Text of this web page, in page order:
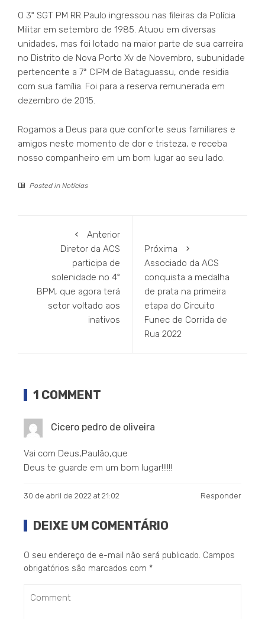
O 3º SGT PM RR Paulo ingressou nas fileiras da Polícia
Militar em setembro de 1985. Atuou em diversas
unidades, mas foi lotado na maior parte de sua carreira
no Distrito de Nova Porto Xv de Novembro, subunidade
pertencente a 7ª CIPM de Bataguassu, onde residia
com sua família. Foi para a reserva remunerada em
dezembro de 2015.
Rogamos a Deus para que conforte seus familiares e
amigos neste momento de dor e tristeza, e receba
nosso companheiro em um bom lugar ao seu lado.
Posted in Notícias
Anterior
Diretor da ACS
participa de
solenidade no 4º
BPM, que agora terá
setor voltado aos
inativos
Próxima
Associado da ACS
conquista a medalha
de prata na primeira
etapa do Circuito
Funec de Corrida de
Rua 2022
1 COMMENT
Cicero pedro de oliveira
Vai com Deus,Paulão,que
Deus te guarde em um bom lugar!!!!!!
30 de abril de 2022 at 21:02 Responder
DEIXE UM COMENTÁRIO
O seu endereço de e-mail não será publicado. Campos
obrigatórios são marcados com *